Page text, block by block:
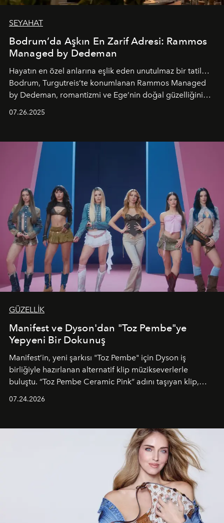
SEYAHAT
Bodrum’da Aşkın En Zarif Adresi: Rammos
Managed by Dedeman
Hayatın en özel anlarına eşlik eden unutulmaz bir tatil…
Bodrum, Turgutreis’te konumlanan Rammos Managed
by Dedeman, romantizmi ve Ege’nin doğal güzelliğini
07.26.2025
GÜZELLİK
Manifest ve Dyson'dan "Toz Pembe"ye
Yepyeni Bir Dokunuş
Manifest’in, yeni şarkısı "Toz Pembe" için Dyson iş
birliğiyle hazırlanan alternatif klip müzikseverlerle
buluştu. “Toz Pembe Ceramic Pink” adını taşıyan klip,
unsurlarından biri olarak öne çıkıyor.
07.24.2026